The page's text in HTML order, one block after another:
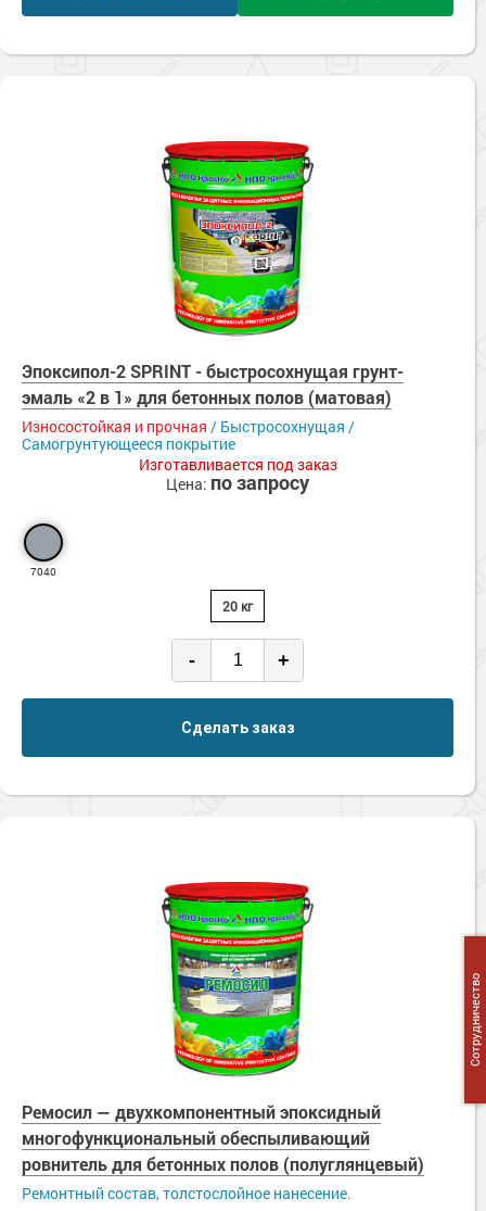
Эпоксипол-2 SPRINT - быстросохнущая грунт-
эмаль «2 в 1» для бетонных полов (матовая)
Износостойкая и прочная / Быстросохнущая /
Самогрунтующееся покрытие
Изготавливается под заказ
Цена: по запросу
7040
20 кг
- +
Сделать заказ
Ремосил — двухкомпонентный эпоксидный
многофункциональный обеспыливающий
ровнитель для бетонных полов (полуглянцевый)
Ремонтный состав, толстослойное нанесение.
Сотрудничество